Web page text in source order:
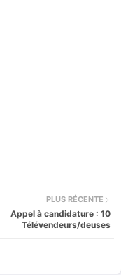
PLUS RÉCENTE
Appel à candidature : 10
Télévendeurs/deuses